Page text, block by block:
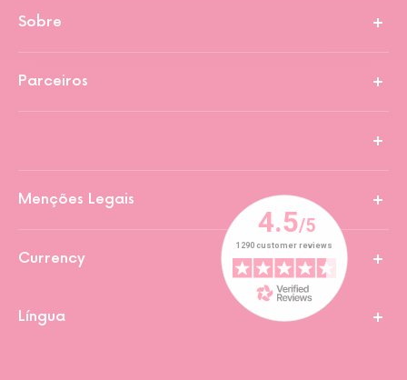
Sobre
Parceiros
Menções Legais
Currency
Língua